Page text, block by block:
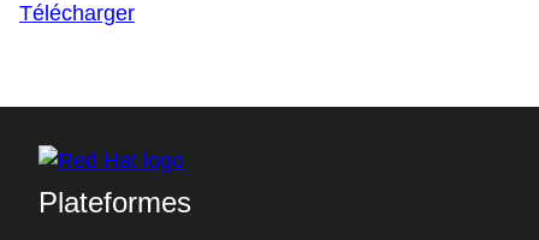
Télécharger
Plateformes